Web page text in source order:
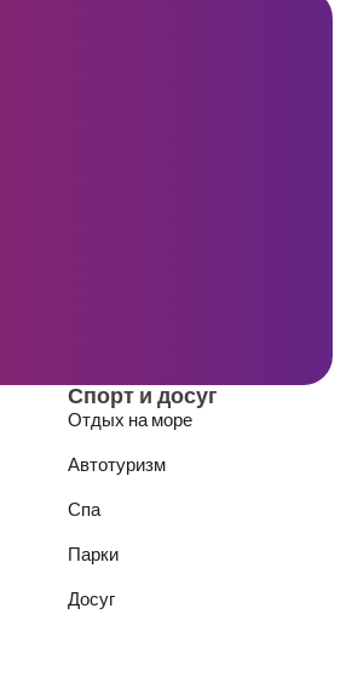
Спорт и досуг
Отдых на море
Автотуризм
Спа
Парки
Досуг